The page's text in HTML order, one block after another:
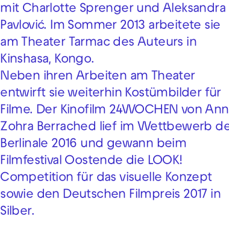
mit Charlotte Sprenger und Aleksandra
Pavlović. Im Sommer 2013 arbeitete sie
am Theater Tarmac des Auteurs in
Kinshasa, Kongo.
Neben ihren Arbeiten am Theater
entwirft sie weiterhin Kostümbilder für
Filme. Der Kinofilm 24WOCHEN von
Zohra Berrached lief im Wettbewerb
Berlinale 2016 und gewann beim
Filmfestival Oostende die LOOK!
Competition für das visuelle Konzept
sowie den Deutschen Filmpreis 2017 in
Silber.